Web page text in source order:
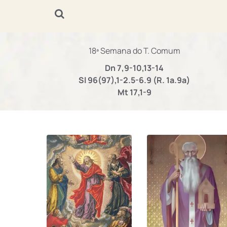
18ª Semana do T. Comum
Dn 7,9-10,13-14
Sl 96(97),1-2.5-6.9 (R. 1a.9a)
Mt 17,1-9